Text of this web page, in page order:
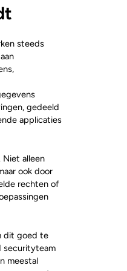
steeds
gedeeld
applicaties
Niet alleen
ook door
rechten of
dit goed te
securityteam
meestal